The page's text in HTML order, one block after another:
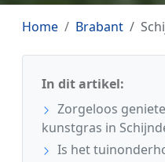
Home Brabant
In dit artikel:
Zorgeloos
kunstgras in
Is het